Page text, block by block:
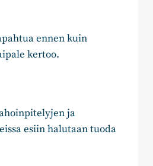
ennen kuin
kertoo.
ja
esiin halutaan tuoda